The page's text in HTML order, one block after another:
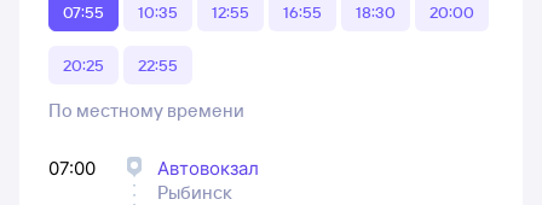
07:55 10:35 12:55 16:55 18:30 20:00
20:25 22:55
По местному времени
07:00
Автовокзал
Рыбинск